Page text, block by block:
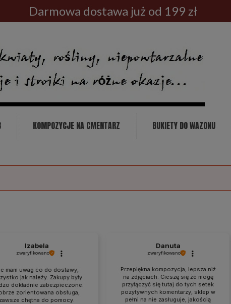
Darmowa dostawa już od 199 zł
KOMPOZYCJE NA CMENTARZ BUKIETY DO WAZONU
Izabela
zweryfikowano
mam uwag co do dostawy,
jak należy. Zakupy były
dokładnie zabezpieczone.
zorientowana obsługa,
chętna do pomocy.
Danuta
zweryfikowano
Przepiękna kompozycja, lepsza niż
na zdjęciach. Cieszę się że mogę
przyłączyć się tutaj do tych setek
pozytywnych komentarzy, sklep w
pełni na nie zasługuje, jakością